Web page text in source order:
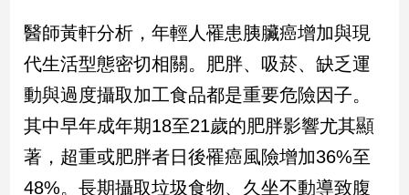
兩
岸/
國
際
會/
地
方
醫師黃軒分析，年輕人罹患胰臟癌增加與現
代生活型態密切相關。肥胖、吸菸、缺乏運
動與過度攝取加工食品都是重要危險因子。
其中早年成年期18至21歲的肥胖影響尤其顯
著，超重或肥胖者日後罹癌風險增加36%至
48%。長期攝取垃圾食物、久坐不動導致腹